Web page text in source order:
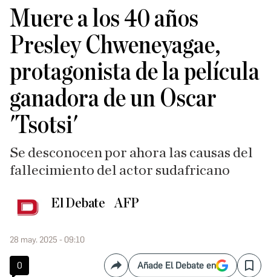
Muere a los 40 años
Presley Chweneyagae,
protagonista de la película
ganadora de un Oscar
'Tsotsi'
Se desconocen por ahora las causas del
fallecimiento del actor sudafricano
El Debate AFP
28 may. 2025 - 09:10
0 CompartirAñade El Debate en Save